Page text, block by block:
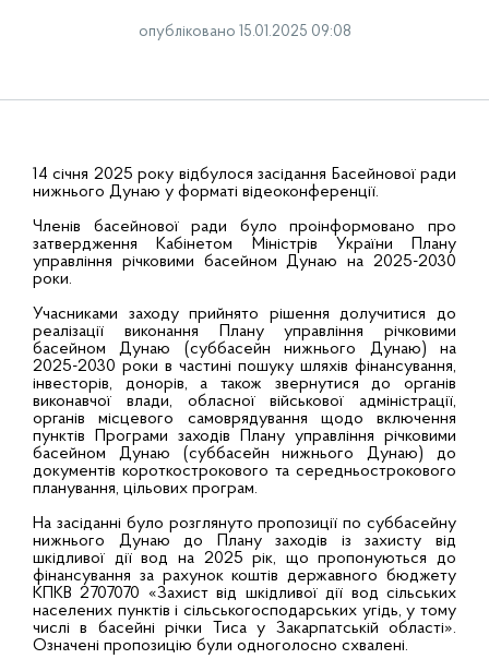
опубліковано 15.01.2025 09:08
14 січня 2025 року відбулося засідання Басейнової ради
нижнього Дунаю у форматі відеоконференції.
Членів басейнової ради було проінформовано про
затвердження Кабінетом Міністрів України Плану
управління річковими басейном Дунаю на 2025-2030
роки.
Учасниками заходу прийнято рішення долучитися до
реалізації виконання Плану управління річковими
басейном Дунаю (суббасейн нижнього Дунаю) на
2025-2030 роки в частині пошуку шляхів фінансування,
інвесторів, донорів, а також звернутися до органів
виконавчої влади, обласної військової адміністрації,
органів місцевого самоврядування щодо включення
пунктів Програми заходів Плану управління річковими
басейном Дунаю (суббасейн нижнього Дунаю) до
документів короткострокового та середньострокового
планування, цільових програм.
На засіданні було розглянуто пропозиції по суббасейну
нижнього Дунаю до Плану заходів із захисту від
шкідливої дії вод на 2025 рік, що пропонуються до
фінансування за рахунок коштів державного бюджету
КПКВ 2707070 «Захист від шкідливої дії вод сільських
населених пунктів і сільськогосподарських угідь, у тому
числі в басейні річки Тиса у Закарпатській області».
Означені пропозицію були одноголосно схвалені.